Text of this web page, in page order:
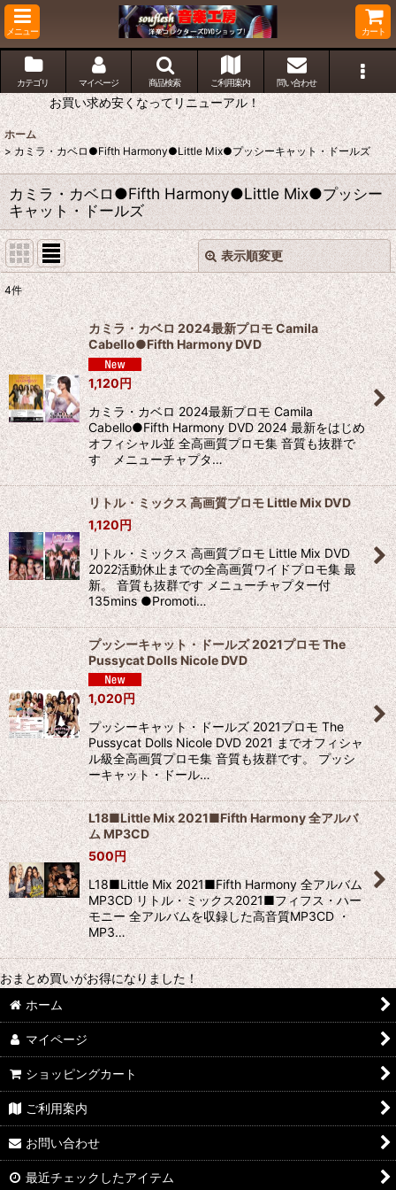
メニュー カート
カテゴリ マイページ 商品検索 ご利用案内 問い合わせ
お買い求め安くなってリニューアル！
ホーム
> カミラ・カベロ●Fifth Harmony●Little Mix●プッシーキャット・ドールズ
カミラ・カベロ●Fifth Harmony●Little Mix●プッシー
キャット・ドールズ
表示順変更
表示数:
並び順:
絞り込む
閉じる
4件
カミラ・カベロ 2024最新プロモ Camila
Cabello●Fifth Harmony DVD
1,120円
カミラ・カベロ 2024最新プロモ Camila
Cabello●Fifth Harmony DVD 2024 最新をはじめ
オフィシャル並 全高画質プロモ集 音質も抜群で
す メニューチャプタ…
リトル・ミックス 高画質プロモ Little Mix DVD
1,120円
リトル・ミックス 高画質プロモ Little Mix DVD
2022活動休止までの全高画質ワイドプロモ集 最
新。 音質も抜群です メニューチャプター付
135mins ●Promoti…
プッシーキャット・ドールズ 2021プロモ The
Pussycat Dolls Nicole DVD
1,020円
プッシーキャット・ドールズ 2021プロモ The
Pussycat Dolls Nicole DVD 2021 までオフィシャ
ル級全高画質プロモ集 音質も抜群です。 プッシ
ーキャット・ドール…
L18■Little Mix 2021■Fifth Harmony 全アルバ
ム MP3CD
500円
L18■Little Mix 2021■Fifth Harmony 全アルバム
MP3CD リトル・ミックス2021■フィフス・ハー
モニー 全アルバムを収録した高音質MP3CD ・
MP3…
おまとめ買いがお得になりました！
ホーム
マイページ
ショッピングカート
ご利用案内
お問い合わせ
最近チェックしたアイテム